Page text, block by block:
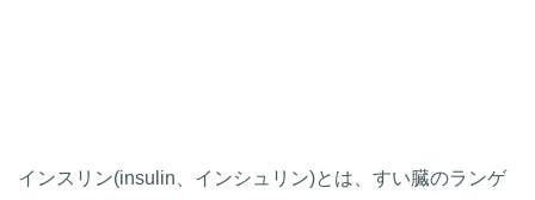
インスリン(insulin、インシュリン)とは、すい臓のランゲ